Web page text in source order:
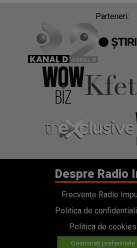
Parteneri:
Despre Radio
Frecvențe Radio
Politica de
Politica de cookies
Gestionați preferințele